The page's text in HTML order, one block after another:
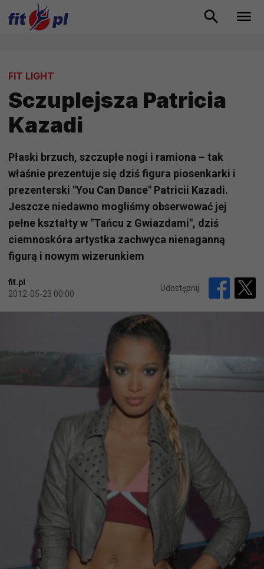
FIT LIGHT
Sczuplejsza Patricia
Kazadi
Płaski brzuch, szczupłe nogi i ramiona – tak
właśnie prezentuje się dziś figura piosenkarki i
prezenterski "You Can Dance" Patricii Kazadi.
Jeszcze niedawno mogliśmy obserwować jej
pełne kształty w "Tańcu z Gwiazdami", dziś
ciemnoskóra artystka zachwyca nienaganną
figurą i nowym wizerunkiem
fit.pl
2012-05-23 00:00
Udostępnij